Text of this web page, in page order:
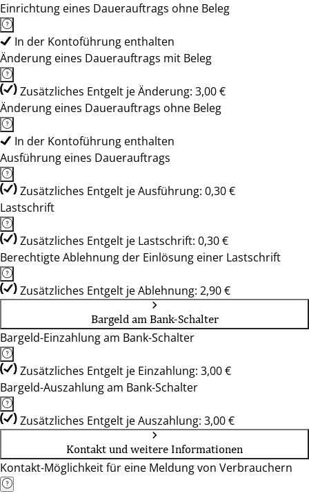
Einrichtung eines Dauerauftrags ohne Beleg
In der Kontoführung enthalten
Änderung eines Dauerauftrags mit Beleg
Zusätzliches Entgelt je Änderung: 3,00 €
Änderung eines Dauerauftrags ohne Beleg
In der Kontoführung enthalten
Ausführung eines Dauerauftrags
Zusätzliches Entgelt je Ausführung: 0,30 €
Lastschrift
Zusätzliches Entgelt je Lastschrift: 0,30 €
Berechtigte Ablehnung der Einlösung einer Lastschrift
Zusätzliches Entgelt je Ablehnung: 2,90 €
Bargeld am Bank-Schalter
Bargeld-Einzahlung am Bank-Schalter
Zusätzliches Entgelt je Einzahlung: 3,00 €
Bargeld-Auszahlung am Bank-Schalter
Zusätzliches Entgelt je Auszahlung: 3,00 €
Kontakt und weitere Informationen
Kontakt-Möglichkeit für eine Meldung von Verbrauchern